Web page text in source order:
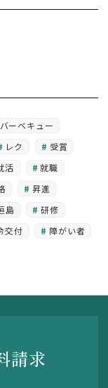
バーベキュー
レク
受賞
活
就職
昇進
島
研修
交付
障がい者
請求